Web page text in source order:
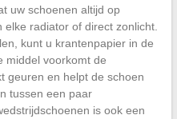
uw schoenen altijd op
radiator of direct zonlicht.
kunt u krantenpapier in de
middel voorkomt de
geuren en helpt de schoen
tussen een paar
is ook een